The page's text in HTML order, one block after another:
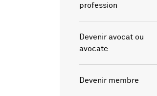
profession
Devenir avocat ou
avocate
Devenir membre